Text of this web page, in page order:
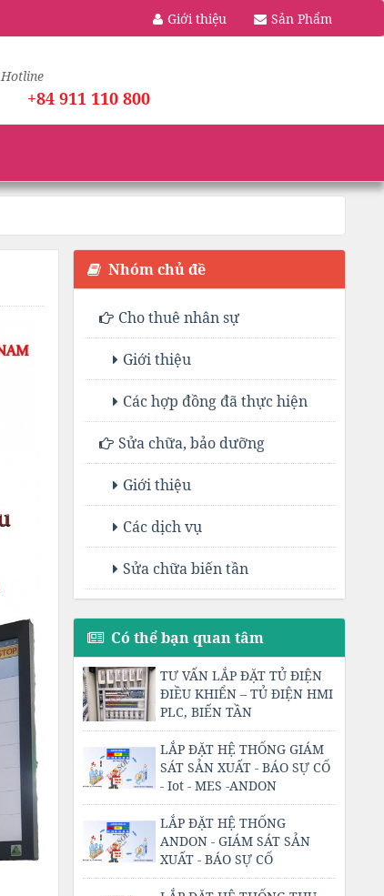
Giới thiệu Sản Phẩm
Hotline
+84 911 110 800
Nhóm chủ đề
Cho thuê nhân sự
Giới thiệu
Các hợp đồng đã thực hiện
Sửa chữa, bảo dưỡng
Giới thiệu
Các dịch vụ
Sửa chữa biến tần
Có thể bạn quan tâm
TƯ VẤN LẮP ĐẶT TỦ ĐIỆN
ĐIỀU KHIỂN – TỦ ĐIỆN HMI
PLC, BIẾN TẦN
LẮP ĐẶT HỆ THỐNG GIÁM
SÁT SẢN XUẤT - BÁO SỰ CỐ
- Iot - MES -ANDON
LẮP ĐẶT HỆ THỐNG
ANDON - GIÁM SÁT SẢN
XUẤT - BÁO SỰ CỐ